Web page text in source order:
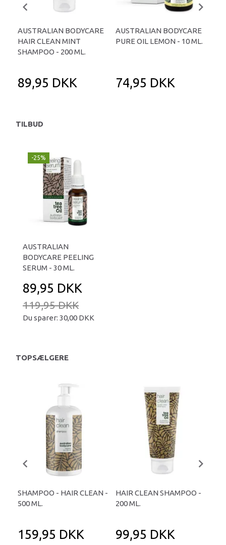
AUSTRALIAN BODYCARE
HAIR CLEAN MINT
SHAMPOO - 200 ML.
89,95 DKK
AUSTRALIAN BODYCARE
PURE OIL LEMON - 10 ML.
74,95 DKK
TILBUD
-25%
AUSTRALIAN
BODYCARE PEELING
SERUM - 30 ML.
89,95 DKK
119,95 DKK
Du sparer: 30,00 DKK
TOPSÆLGERE
SHAMPOO - HAIR CLEAN -
500 ML.
159,95 DKK
HAIR CLEAN SHAMPOO -
200 ML.
99,95 DKK